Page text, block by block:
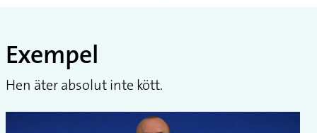
Exempel
Hen äter absolut inte kött.